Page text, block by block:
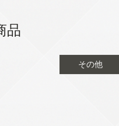
品
その他